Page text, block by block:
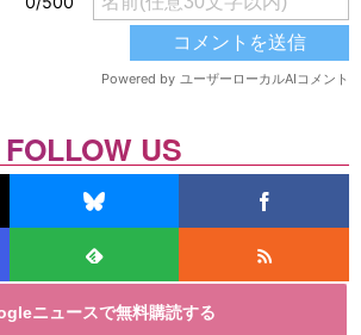
ニュースで無料購読する
FOLLOW US